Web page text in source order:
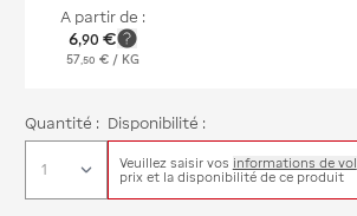
A partir de :
6,90 €
57,50 € / KG
Quantité : Disponibilité :
Veuillez saisir vos informations de vol
prix et la disponibilité de ce produit